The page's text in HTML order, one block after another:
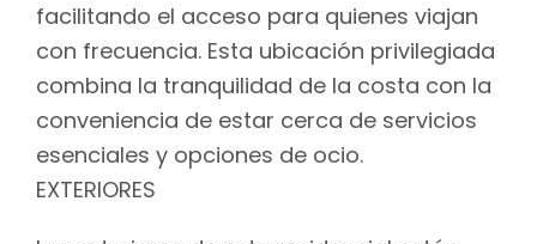
facilitando el acceso para quienes viajan
con frecuencia. Esta ubicación privilegiada
combina la tranquilidad de la costa con la
conveniencia de estar cerca de servicios
esenciales y opciones de ocio.
EXTERIORES